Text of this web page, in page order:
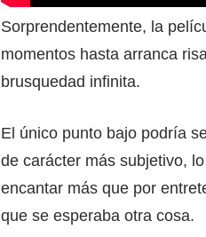
Sorprendentemente, la
momentos hasta arranca
brusquedad infinita.
El único punto bajo podría
de carácter más subjetivo,
encantar más que por
que se esperaba otra cosa.